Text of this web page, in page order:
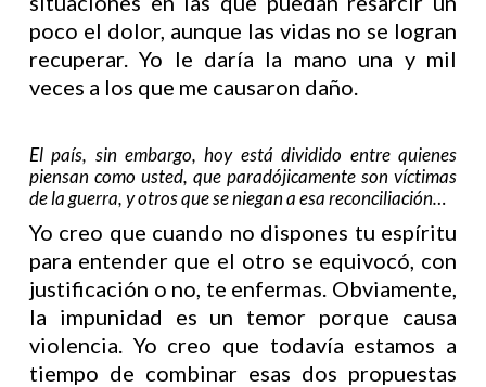
poco el dolor, aunque las vidas no se logran
recuperar. Yo le daría la mano una y mil
veces a los que me causaron daño.
El país, sin embargo, hoy está dividido entre quienes
piensan como usted, que paradójicamente son víctimas
de la guerra, y otros que se niegan a esa reconciliación…
Yo creo que cuando no dispones tu espíritu
para entender que el otro se equivocó, con
justificación o no, te enfermas. Obviamente,
la impunidad es un temor porque causa
violencia. Yo creo que todavía estamos a
tiempo de combinar esas dos propuestas